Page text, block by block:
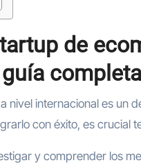
de
con éxito, es crucial
y comprender los